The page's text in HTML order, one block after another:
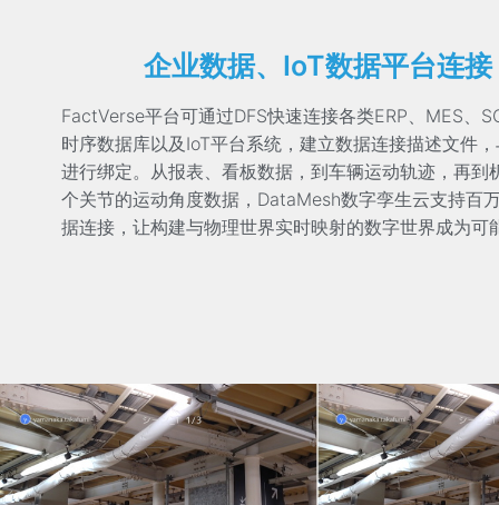
企业数据、IoT数据平台连接
FactVerse平台可通过DFS快速连接各类ERP、MES、
时序数据库以及IoT平台系统，建立数据连接描述文件
进行绑定。从报表、看板数据，到车辆运动轨迹，再到
个关节的运动角度数据，DataMesh数字孪生云支持百
据连接，让构建与物理世界实时映射的数字世界成为可